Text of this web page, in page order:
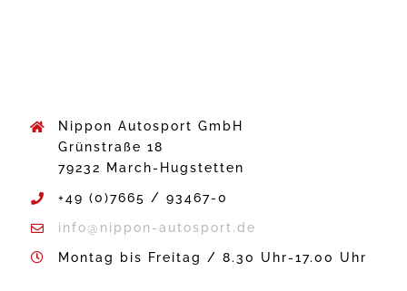
Nippon Autosport GmbH
Grünstraße 18
79232 March-Hugstetten
+49 (0)7665 / 93467-0
info@nippon-autosport.de
Montag bis Freitag / 8.30 Uhr-17.00 Uhr